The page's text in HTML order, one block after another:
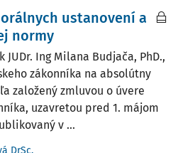
ustanovení a
normy
Ing Milana Budjača, PhD.,
zákonníka na absolútny
založený zmluvou o úvere
uzavretou pred 1. májom
v ...
DrSc.